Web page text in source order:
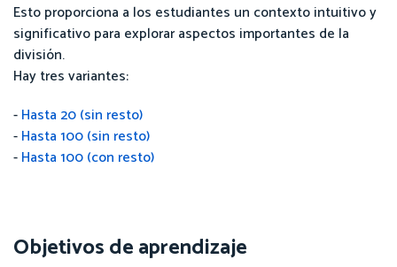
Esto proporciona a los estudiantes un contexto intuitivo y
significativo para explorar aspectos importantes de la
división.
Hay tres variantes:
-Hasta 20 (sin resto)
-Hasta 100 (sin resto)
-Hasta 100 (con resto)
Objetivos de aprendizaje